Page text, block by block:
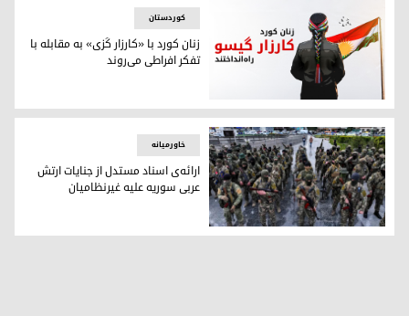
زنان کورد با «کارزار کَزی» به مقابله با تفکر افراطی می‌روند
کوردستان
زنان کورد با «کارزار کَزی» به مقابله با
تفکر افراطی می‌روند
ارائه‌ی اسناد مستدل از جنایات ارتش عربی سوریه علیه
خاورمیانه
ارائه‌ی اسناد مستدل از جنایات ارتش
عربی سوریه علیه غیرنظامیان